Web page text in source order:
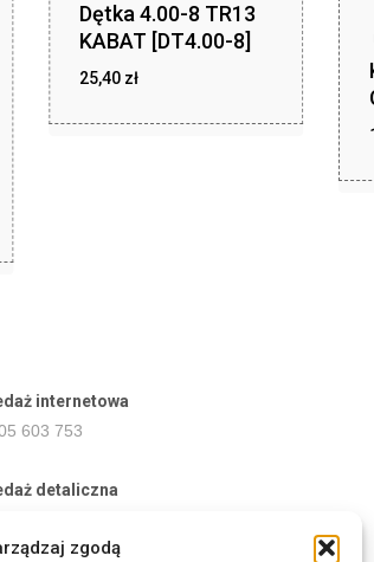
zgodą
Dętka 4.00-8 TR13
KABAT [DT4.00-8]
25,40 zł
internetowa
603 753
detaliczna
aukcje.agrohurt@gmail.com